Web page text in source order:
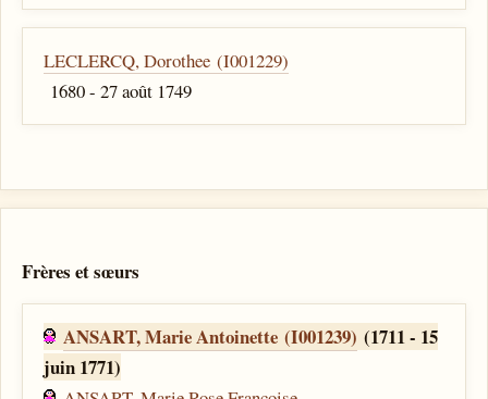
LECLERCQ, Dorothee (I001229)
1680 - 27 août 1749
Frères et sœurs
ANSART, Marie Antoinette (I001239) (1711 - 15
juin 1771)